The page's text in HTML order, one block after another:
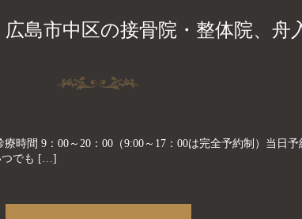
島市中区の接骨院・整体院、舟
時間 9：00～20：00（9:00～17：00は完全予約制）当日
つでも […]